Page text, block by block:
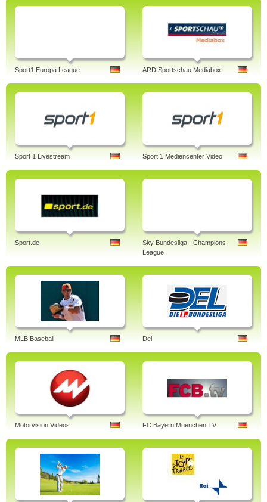
Sport1 Europa League ARD Sportschau Mediabox
Sport 1 Livestream Sport 1 Mediencenter Video
Sport.de
Sky Bundesliga - Champions
League
MLB Baseball Del
Motorvision Videos FC Bayern Muenchen TV